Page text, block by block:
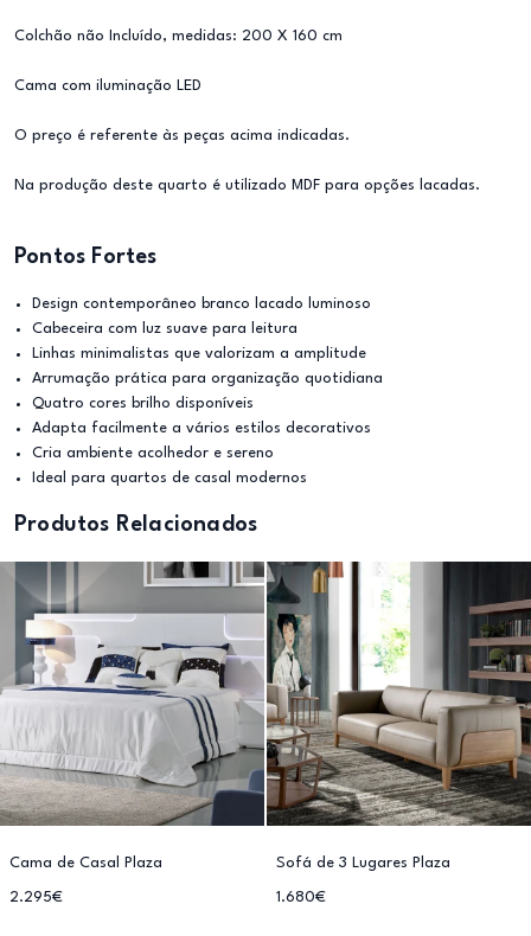
Colchão não Incluído, medidas: 200 X 160 cm
Cama com iluminação LED
O preço é referente às peças acima indicadas.
Na produção deste quarto é utilizado MDF para opções lacadas.
Pontos Fortes
Design contemporâneo branco lacado luminoso
Cabeceira com luz suave para leitura
Linhas minimalistas que valorizam a amplitude
Arrumação prática para organização quotidiana
Quatro cores brilho disponíveis
Adapta facilmente a vários estilos decorativos
Cria ambiente acolhedor e sereno
Ideal para quartos de casal modernos
Produtos Relacionados
Cama de Casal Plaza
2.295€
Sofá de 3 Lugares Plaza
1.680€